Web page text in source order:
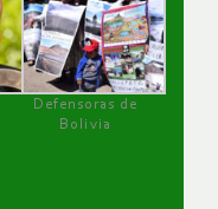
Defensoras de
Bolivia